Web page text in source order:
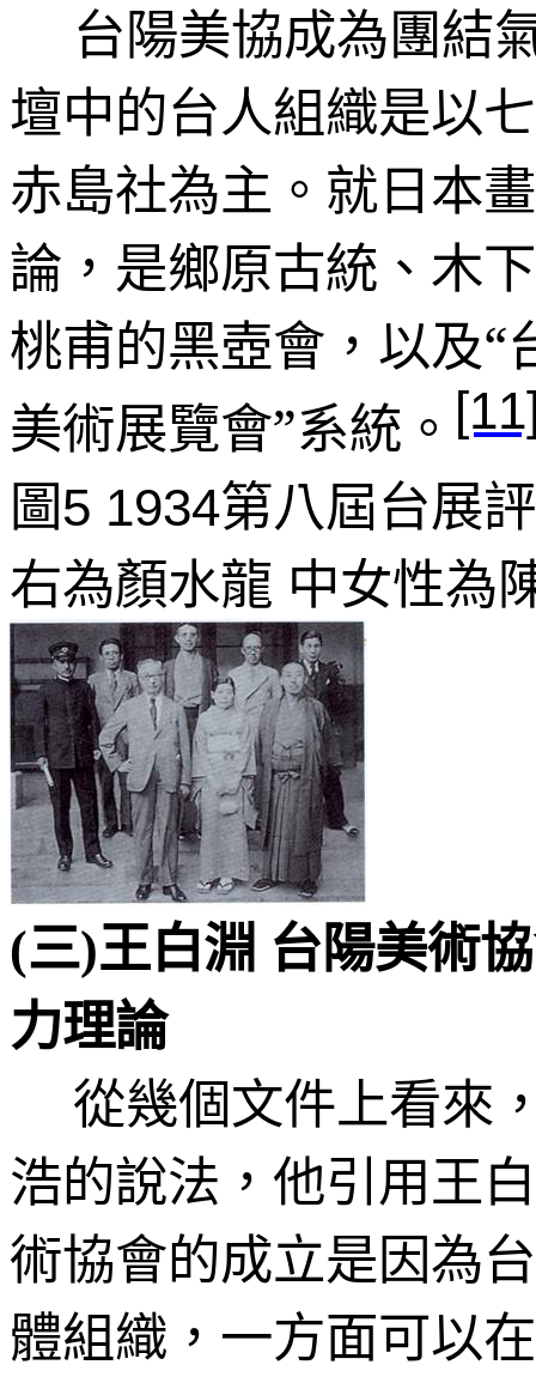
台陽美協成為團結
壇中的台人組織是以
赤島社為主。就日本
論，是鄉原古統、木
桃甫的黑壺會，以及“
美術展覽會”系統。
圖5 1934第八屆台展
右為顏水龍 中女性為
(三)王白淵 台陽美術
力理論
從幾個文件上看來
浩的說法，他引用王
術協會的成立是因為
體組織，一方面可以